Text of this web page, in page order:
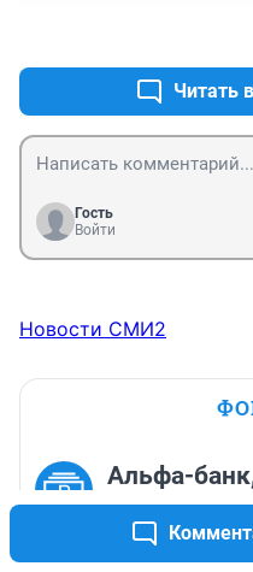
Читать
Гость
Войти
Новости СМИ2
Альфа-
след. раз
12 397